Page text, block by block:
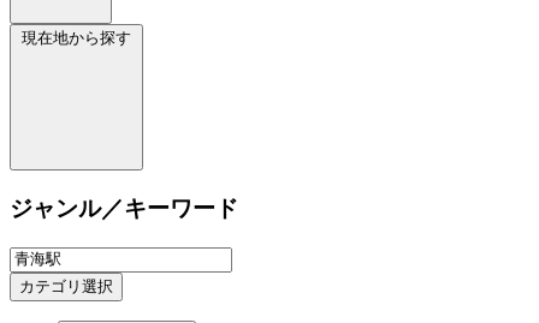
現在地から探す
ジャンル／キーワード
カテゴリ選択